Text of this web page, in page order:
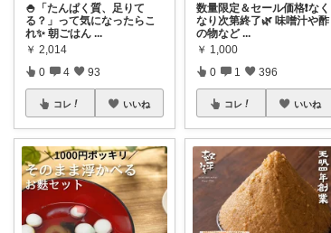
🍚「たんぱく質、足りて
る？」って気になったらこ
れ✨ 朝ごはん ...
￥ 2,014
0 4 93
コレ いいね
数量限定＆セール価格❗️なく
なり次第終了🌿 味噌汁や酢
の物など ...
￥ 1,000
0 1 396
コレ いいね